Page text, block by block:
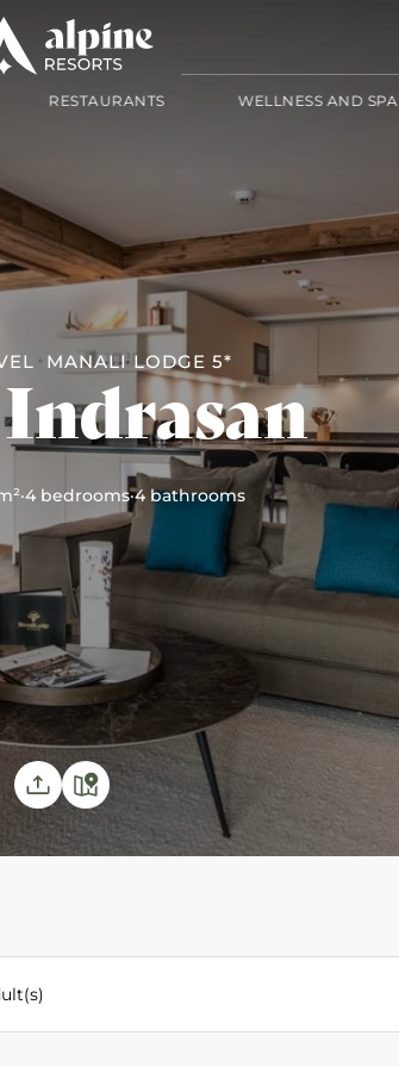
RESTAURANTS WELLNESS AND SPA
MANALI LODGE 5*
·4 bedrooms·4 bathrooms